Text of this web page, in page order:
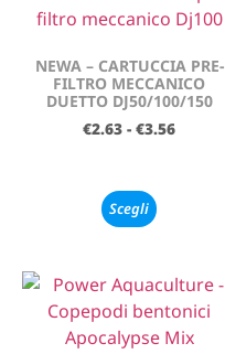
NEWA – CARTUCCIA PRE-
FILTRO MECCANICO
DUETTO DJ50/100/150
€2.63 - €3.56
Scegli